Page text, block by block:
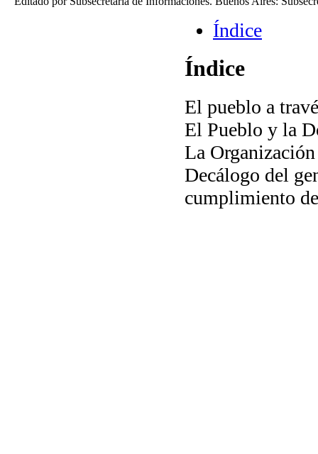
Índice
Índice
El pueblo a
El Pueblo y la
La
Decálogo del
cumplimiento